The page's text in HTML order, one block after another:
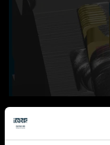
Desbaste